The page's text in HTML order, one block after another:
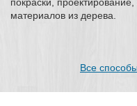
материалов из дерева.
Все